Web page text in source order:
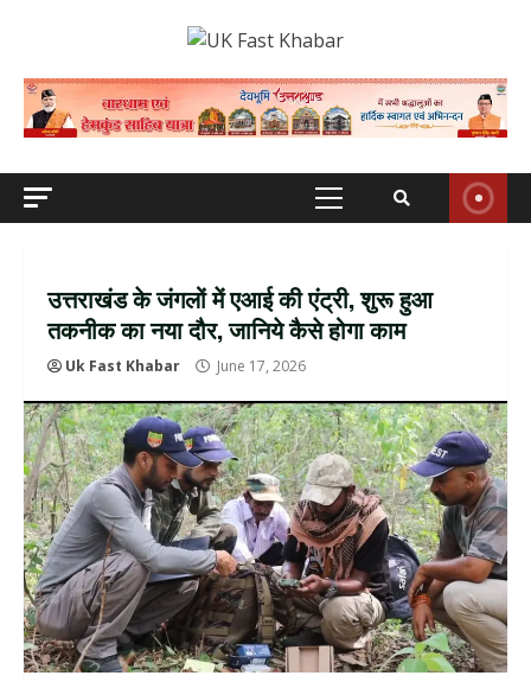
Primary
उत्तराखंड के जंगलों में एआई की एंट्री, शुरू हुआ
तकनीक का नया दौर, जानिये कैसे होगा काम
Uk Fast Khabar June 17, 2026